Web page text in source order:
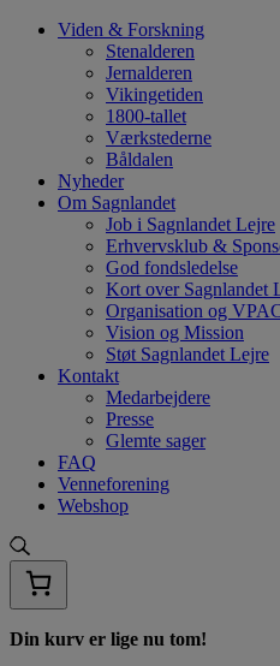
Hop
Viden & Forskning
Stenalderen
Jernalderen
Vikingetiden
1800-tallet
Værkstederne
Båldalen
Nyheder
Om Sagnlandet
Job i Sagnlandet Lejre
Erhvervsklub &
God fondsledelse
Kort over Sagnlandet
Organisation og
Vision og Mission
Støt Sagnlandet Lejre
Kontakt
Medarbejdere
Presse
Glemte sager
FAQ
Venneforening
Webshop
Din kurv er lige nu tom!